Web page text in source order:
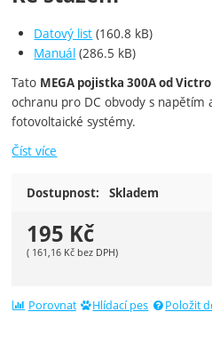
Datový list (160.8 kB)
Manuál (286.5 kB)
Tato MEGA pojistka 300A od
ochranu pro DC obvody s napětím
fotovoltaické systémy.
Číst více
Dostupnost: Skladem
195 Kč
( 161,16 Kč bez DPH)
Porovnat Hlídací pes Položit